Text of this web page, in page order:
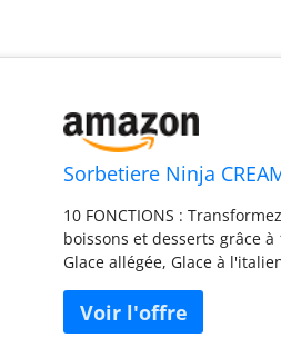
Sorbetiere Ninja
10 FONCTIONS :
boissons et desserts grâce
Glace allégée, Glace à
glacée, Granité et Yaourt
comprend 3 pots Deluxe de
encore plus de délicieuses